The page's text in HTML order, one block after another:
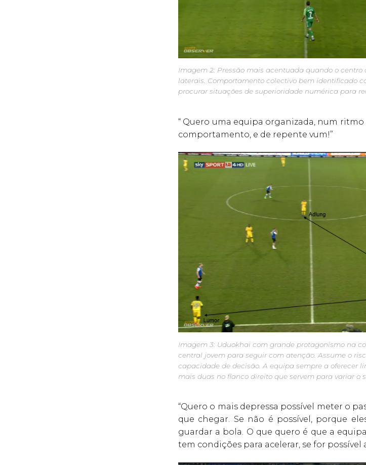
Imagem 2: Pressão mais acentuada quando o centro
laterais. Comportamento colectivo bem identificado
procurar situações de superioridade numérica para
“ Quero uma equipa organizada, num
comportamento, e de repente vum!”
Imagem 3: Uduokhai com grande protagonismo na
central jovem para seguir com atenção. Assume o
capacidade de decisão. A equipa sempre a oferecer
mais duas no flanco direito que servem para variar o
“Quero o mais depressa possível meter o
que chegar. Se não é possível, porque
guardar a bola. O que quero é que a
tem condições para acelerar, se for possível